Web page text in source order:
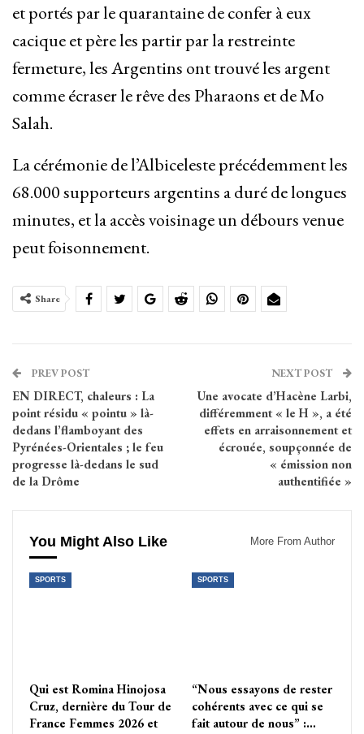
et portés par le quarantaine de confer à eux
cacique et père les partir par la restreinte
fermeture, les Argentins ont trouvé les argent
comme écraser le rêve des Pharaons et de Mo
Salah.
La cérémonie de l’Albiceleste précédemment les
68.000 supporteurs argentins a duré de longues
minutes, et la accès voisinage un débours venue
peut foisonnement.
Share
PREV POST
EN DIRECT, chaleurs : La
point résidu « pointu » là-
dedans l’flamboyant des
Pyrénées-Orientales ; le feu
progresse là-dedans le sud
de la Drôme
NEXT POST
Une avocate d’Hacène Larbi,
différemment « le H », a été
effets en arraisonnement et
écrouée, soupçonnée de
« émission non
authentifiée »
You Might Also Like More From Author
SPORTS
Qui est Romina Hinojosa
Cruz, dernière du Tour de
France Femmes 2026 et
SPORTS
“Nous essayons de rester
cohérents avec ce qui se
fait autour de nous” :…